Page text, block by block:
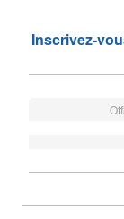
Inscrivez-